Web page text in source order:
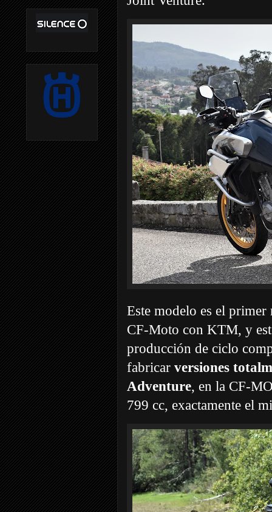
Este modelo es el
CF-Moto con KTM, y
producción de ciclo
fabricar versiones
Adventure, en la CF-
799 cc, exactamente el